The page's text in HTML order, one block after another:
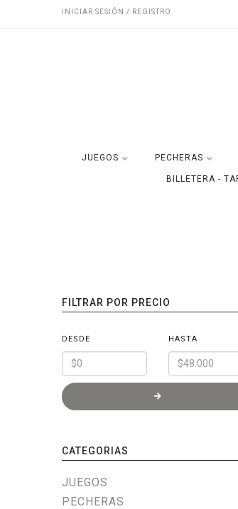
INICIAR SESIÓN / REGISTRO
JUEGOS PECHERAS
BILLETERA -
FILTRAR POR PRECIO
DESDE HASTA
CATEGORIAS
JUEGOS
PECHERAS